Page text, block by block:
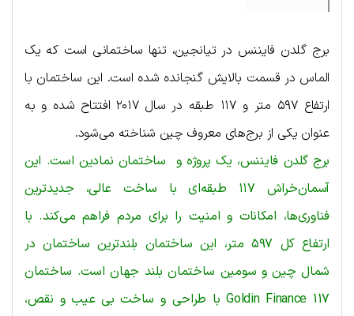
برج گلدن فایننس در تیانجین، تنها ساختمانی است که یک
الماس در قسمت بالایش گنجانده شده است. این ساختمان با
ارتفاع ۵۹۷ متر و ۱۱۷ طبقه در سال ۲۰۱۷ افتتاح شده و به
عنوان یکی از برج‌های معروف چین شناخته می‌شود.
برج گلدن فایننس، یک پروژه و ساختمان نمادین است. این
آسمان‌خراش ۱۱۷ طبقه‌ای با ساخت عالی، جدیدترین
فناوری‌ها، امکانات و امنیت را برای مردم فراهم می‌کند. با
ارتفاع کل ۵۹۷ متر، این ساختمان بلندترین ساختمان در
شمال چین و سومین ساختمان بلند جهان است. ساختمان
Goldin Finance 117 با طراحی و ساخت بی عیب و نقص،